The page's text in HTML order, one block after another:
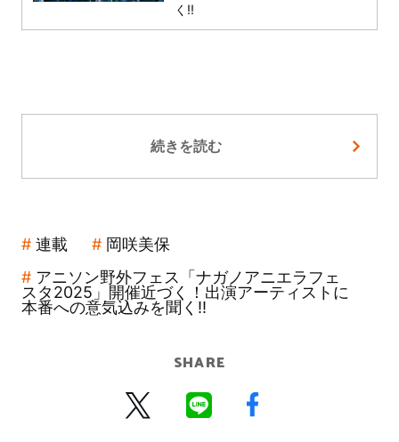
く!!
続きを読む
連載
岡咲美保
アニソン野外フェス「ナガノアニエラフェ
スタ2025」開催近づく！出演アーティストに
本番への意気込みを聞く!!
SHARE